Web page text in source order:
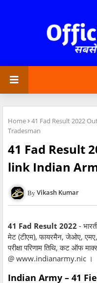
Home
41 Fad Result 2022
Tradesman
41 Fad Result
link Indian
Vikash Kumar
41 Fad Result 2022 -
मेट (टीएम), फायरमैन, जेओए, एमए,
परीक्षा परिणाम तिथि, कट ऑफ
@ www.indianarmy.nic ।
Indian Army – 41